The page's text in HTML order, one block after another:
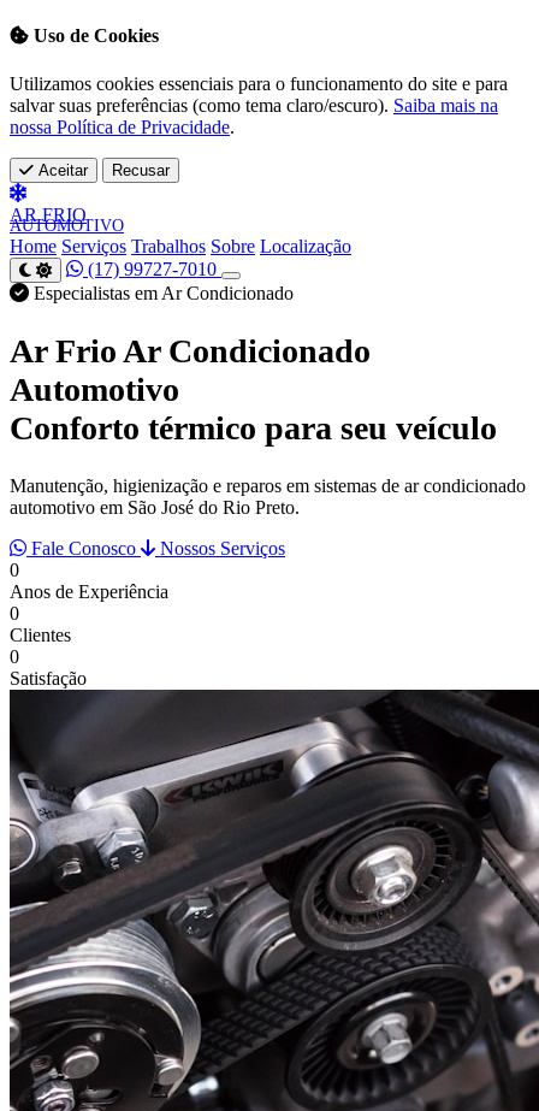
Uso de Cookies
Utilizamos cookies essenciais para o funcionamento do site e para
salvar suas preferências (como tema claro/escuro). Saiba mais na
nossa Política de Privacidade.
Aceitar Recusar
ARFRIO
AUTOMOTIVO
Home Serviços Trabalhos Sobre Localização
(17) 99727-7010
Especialistas em Ar Condicionado
Ar Frio Ar Condicionado
Automotivo
Conforto térmico para seu veículo
Manutenção, higienização e reparos em sistemas de ar condicionado
automotivo em São José do Rio Preto.
Fale Conosco
Nossos Serviços
0
Anos de Experiência
0
Clientes
0
Satisfação